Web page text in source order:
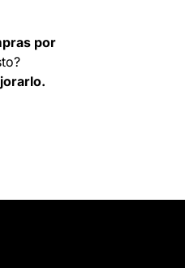
por